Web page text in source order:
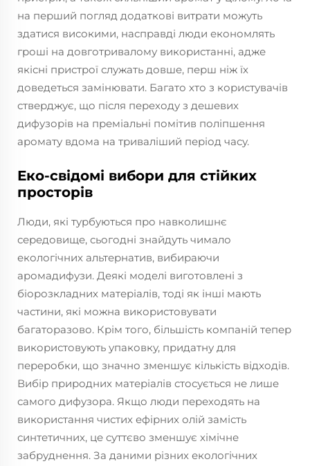
на перший погляд додаткові витрати можуть
здатися високими, насправді люди економлять
гроші на довготривалому використанні, адже
якісні пристрої служать довше, перш ніж їх
доведеться замінювати. Багато хто з користувачів
стверджує, що після переходу з дешевих
дифузорів на преміальні помітив поліпшення
аромату вдома на триваліший період часу.
Еко-свідомі вибори для стійких
просторів
Люди, які турбуються про навколишнє
середовище, сьогодні знайдуть чимало
екологічних альтернатив, вибираючи
аромадифузи. Деякі моделі виготовлені з
біорозкладних матеріалів, тоді як інші мають
частини, які можна використовувати
багаторазово. Крім того, більшість компаній тепер
використовують упаковку, придатну для
переробки, що значно зменшує кількість відходів.
Вибір природних матеріалів стосується не лише
самого дифузора. Якщо люди переходять на
використання чистих ефірних олій замість
синтетичних, це суттєво зменшує хімічне
забруднення. За даними різних екологічних